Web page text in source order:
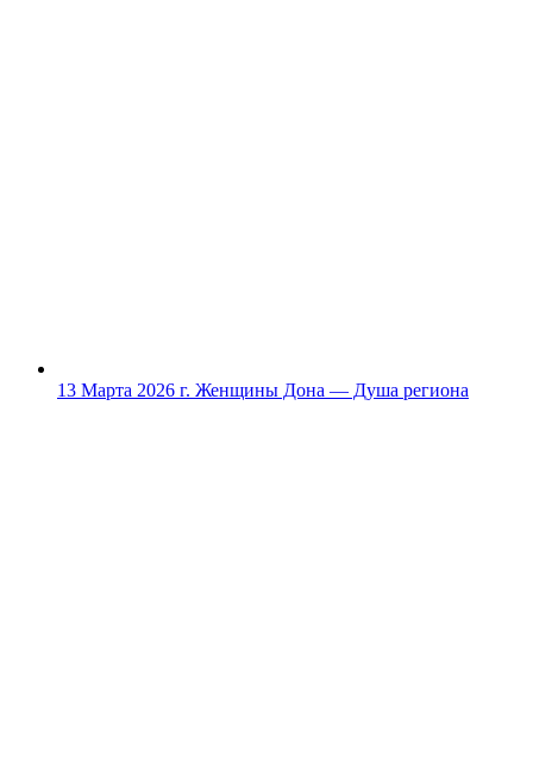
13 Марта 2026 г. Женщины Дона — Душа региона